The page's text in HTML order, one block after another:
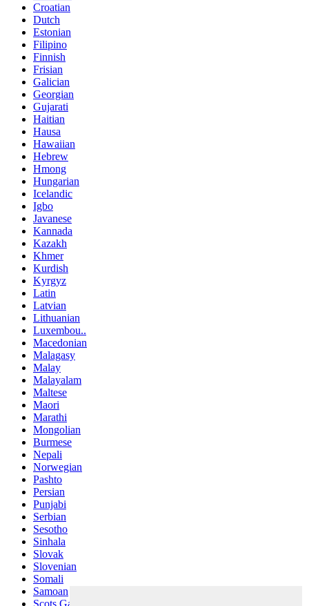
Croatian
Dutch
Estonian
Filipino
Finnish
Frisian
Galician
Georgian
Gujarati
Haitian
Hausa
Hawaiian
Hebrew
Hmong
Hungarian
Icelandic
Igbo
Javanese
Kannada
Kazakh
Khmer
Kurdish
Kyrgyz
Latin
Latvian
Lithuanian
Luxembou..
Macedonian
Malagasy
Malay
Malayalam
Maltese
Maori
Marathi
Mongolian
Burmese
Nepali
Norwegian
Pashto
Persian
Punjabi
Serbian
Sesotho
Sinhala
Slovak
Slovenian
Somali
Samoan